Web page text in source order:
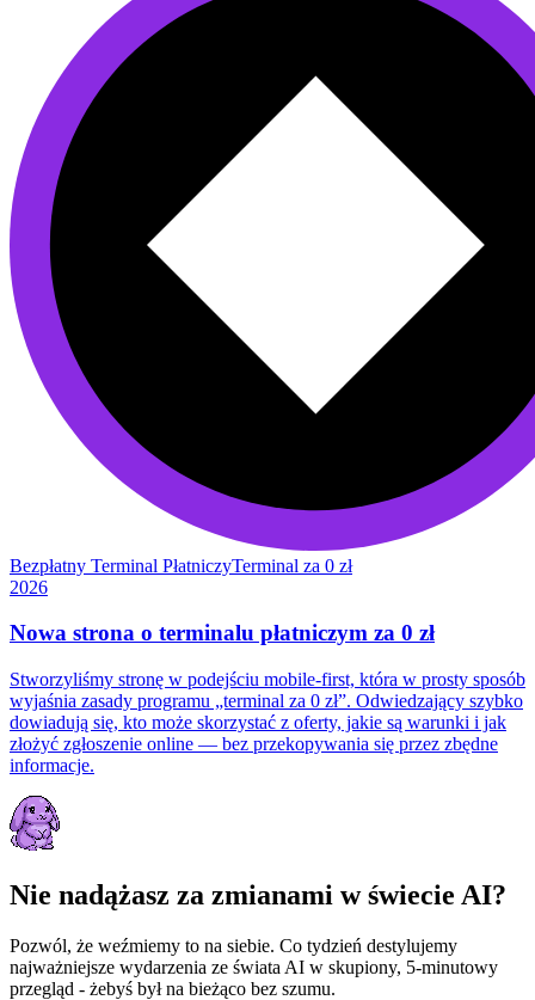
Bezpłatny Terminal PłatniczyTerminal za 0 zł
2026
Nowa strona o terminalu płatniczym za 0 zł
Stworzyliśmy stronę w podejściu mobile-first, która w prosty sposób
wyjaśnia zasady programu „terminal za 0 zł”. Odwiedzający szybko
dowiadują się, kto może skorzystać z oferty, jakie są warunki i jak
złożyć zgłoszenie online — bez przekopywania się przez zbędne
informacje.
Nie nadążasz za zmianami w świecie AI?
Pozwól, że weźmiemy to na siebie. Co tydzień destylujemy
najważniejsze wydarzenia ze świata AI w skupiony, 5-minutowy
przegląd - żebyś był na bieżąco bez szumu.